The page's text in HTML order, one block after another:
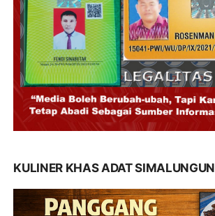
KULINER KHAS ADAT SIMALUNGUN